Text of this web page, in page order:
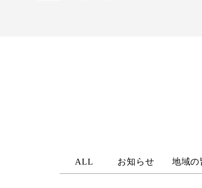
ALL お知らせ 地域の